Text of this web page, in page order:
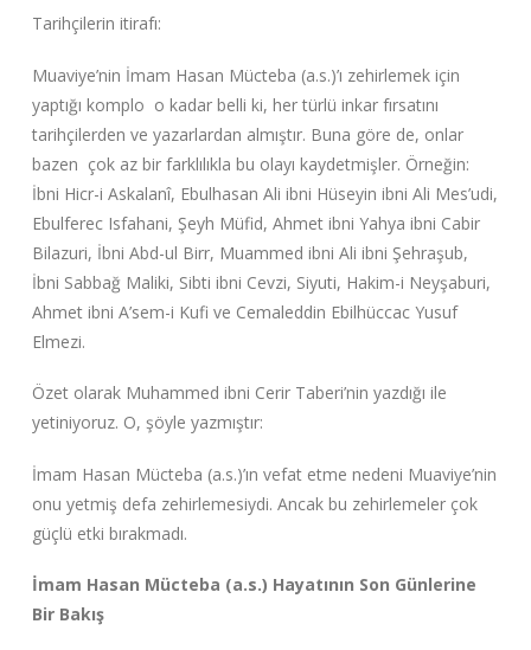
Tarihçilerin itirafı:
Muaviye’nin İmam Hasan Mücteba (a.s.)’ı zehirlemek için
yaptığı komplo o kadar belli ki, her türlü inkar fırsatını
tarihçilerden ve yazarlardan almıştır. Buna göre de, onlar
bazen çok az bir farklılıkla bu olayı kaydetmişler. Örneğin:
İbni Hicr-i Askalanî, Ebulhasan Ali ibni Hüseyin ibni Ali Mes’udi,
Ebulferec Isfahani, Şeyh Müfid, Ahmet ibni Yahya ibni Cabir
Bilazuri, İbni Abd-ul Birr, Muammed ibni Ali ibni Şehraşub,
İbni Sabbağ Maliki, Sibti ibni Cevzi, Siyuti, Hakim-i Neyşaburi,
Ahmet ibni A’sem-i Kufi ve Cemaleddin Ebilhüccac Yusuf
Elmezi.
Özet olarak Muhammed ibni Cerir Taberi’nin yazdığı ile
yetiniyoruz. O, şöyle yazmıştır:
İmam Hasan Mücteba (a.s.)’ın vefat etme nedeni Muaviye’nin
onu yetmiş defa zehirlemesiydi. Ancak bu zehirlemeler çok
güçlü etki bırakmadı.
İmam Hasan Mücteba (a.s.) Hayatının Son Günlerine
Bir Bakış